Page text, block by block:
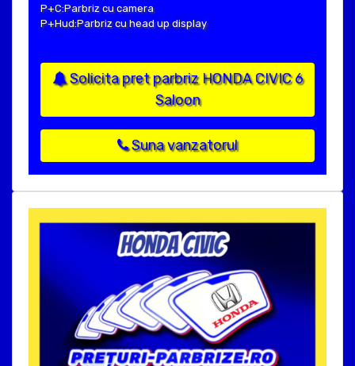
P+C:Parbriz cu camera
P+Hud:Parbriz cu head up display
Solicita pret parbriz HONDA CIVIC 6
Saloon
Suna vanzatorul